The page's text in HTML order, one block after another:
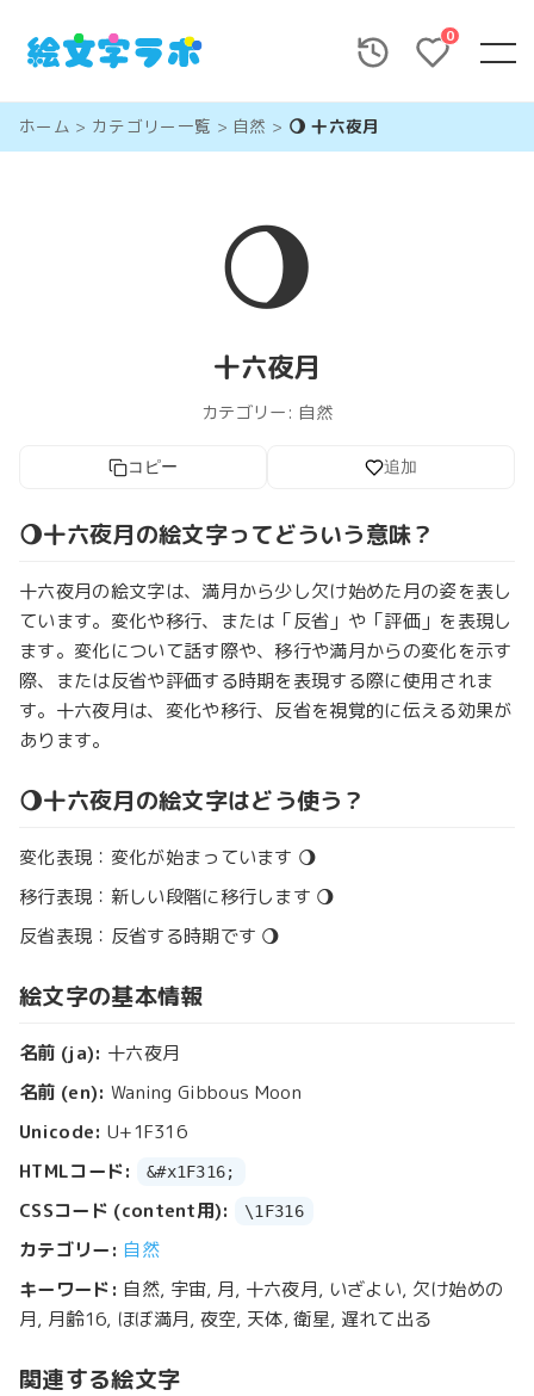
0
ホーム > カテゴリー一覧 > 自然 > 🌖 十六夜月
🌖
十六夜月
カテゴリー: 自然
コピー 追加
🌖十六夜月の絵文字ってどういう意味？
十六夜月の絵文字は、満月から少し欠け始めた月の姿を表し
ています。変化や移行、または「反省」や「評価」を表現し
ます。変化について話す際や、移行や満月からの変化を示す
際、または反省や評価する時期を表現する際に使用されま
す。十六夜月は、変化や移行、反省を視覚的に伝える効果が
あります。
🌖十六夜月の絵文字はどう使う？
変化表現：変化が始まっています 🌖
移行表現：新しい段階に移行します 🌖
反省表現：反省する時期です 🌖
絵文字の基本情報
名前 (ja): 十六夜月
名前 (en): Waning Gibbous Moon
Unicode: U+1F316
HTMLコード:
&#x1F316;
CSSコード (content用): \1F316
カテゴリー: 自然
キーワード: 自然, 宇宙, 月, 十六夜月, いざよい, 欠け始めの
月, 月齢16, ほぼ満月, 夜空, 天体, 衛星, 遅れて出る
関連する絵文字